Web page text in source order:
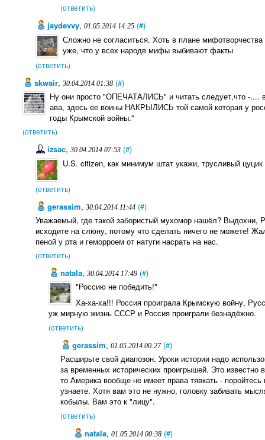
(ответить)
jaydevvy,01.05.2014 14:25 (#)
Сложно не согласиться. Хоть в плане мифотворчества
уже, что у всех народв мифы выбивают факты
(ответить)
skwair, 30.04.2014 01:38 (#)
Ну они просто "ОПЕЧАТАЛИСЬ" и читать следует,что -....
ава, здесь ее воины НАКРЫЛИСЬ той самой которая у
годы Крымской войны."
(ответить)
izsac,30.04.2014 07:53 (#)
U.S. citizen, как минимум штат укажи, трусливый цуцик
(ответить)
gerassim,30.04.2014 11:44 (#)
Уважаемый, где такой забористый мухомор нашёл? Выдохни,
исходите на слюну, потому что сделать ничего не можете!
пеной у рта и геморроем от натуги насрать на нас.
(ответить)
natala, 30.04.2014 17:49 (#)
"Россию не победить!"
Ха-ха-ха!!! Россия проиграла Крымскую войну,
уж мирную жизнь СССР и Россия проиграли безнадёжно.
(ответить)
gerassim,01.05.2014 00:27 (#)
Расширьте свой диапозон. Уроки истории надо
за временных исторических проигрышей. Это
то Америка вообще не имеет права тявкать -
узнаете. Хотя вам это не нужно, головку забивать
кобылы. Вам это к "лицу".
(ответить)
natala, 01.05.2014 00:38 (#)